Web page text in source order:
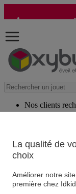
Nos clients
Conseils
Produits
La qualité de
choix
Améliorer notre
première chez